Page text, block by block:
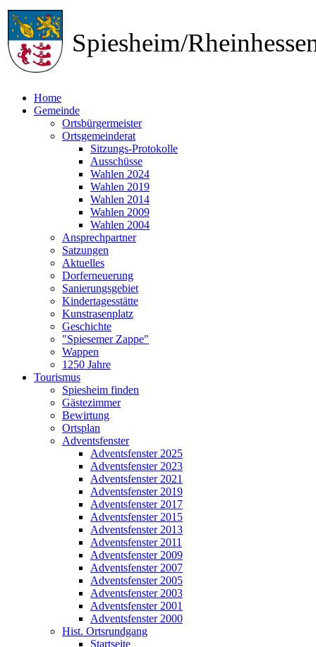
Spiesheim/
Home
Gemeinde
Ortsbürgermeister
Ortsgemeinderat
Sitzungs-Protokolle
Ausschüsse
Wahlen 2024
Wahlen 2019
Wahlen 2014
Wahlen 2009
Wahlen 2004
Ansprechpartner
Satzungen
Aktuelles
Dorferneuerung
Sanierungsgebiet
Kindertagesstätte
Kunstrasenplatz
Geschichte
"Spiesemer Zappe"
Wappen
1250 Jahre
Tourismus
Spiesheim finden
Gästezimmer
Bewirtung
Ortsplan
Adventsfenster
Adventsfenster 2025
Adventsfenster 2023
Adventsfenster 2021
Adventsfenster 2019
Adventsfenster 2017
Adventsfenster 2015
Adventsfenster 2013
Adventsfenster 2011
Adventsfenster 2009
Adventsfenster 2007
Adventsfenster 2005
Adventsfenster 2003
Adventsfenster 2001
Adventsfenster 2000
Hist. Ortsrundgang
Startseite